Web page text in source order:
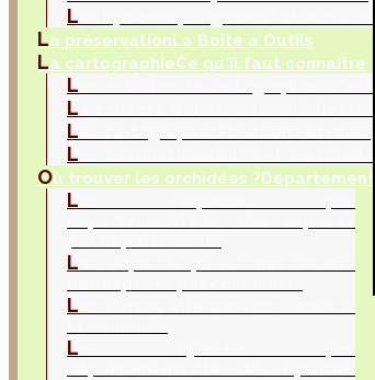
L
La préservationLa Boite à Outils
La cartographieCe qu'il faut connaitre
L
L
L
L
Où trouver les orchidées ?
L
L
L
L